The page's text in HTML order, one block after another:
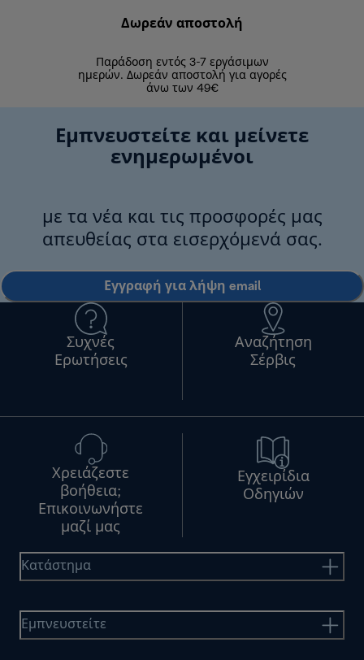
Δωρεάν αποστολή
Παράδοση εντός 3-7 εργάσιμων
ημερών. Δωρεάν αποστολή για αγορές
άνω των 49€
Εμπνευστείτε και μείνετε
ενημερωμένοι
με τα νέα και τις προσφορές μας
απευθείας στα εισερχόμενά σας.
Εγγραφή για λήψη email
Συχνές
Ερωτήσεις
Αναζήτηση
Σέρβις
Χρειάζεστε
βοήθεια;
Επικοινωνήστε
μαζί μας
Εγχειρίδια
Οδηγιών
Κατάστημα
Εμπνευστείτε